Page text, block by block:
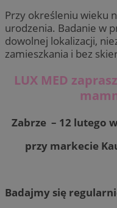
Przy określeniu wieku
urodzenia. Badanie w
dowolnej lokalizacji,
zamieszkania i bez
LUX MED
Zabrze – 12 lutego
przy markecie
Badajmy się